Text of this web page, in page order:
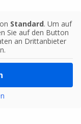
Standard. Um auf
Sie auf den Button
an Drittanbieter